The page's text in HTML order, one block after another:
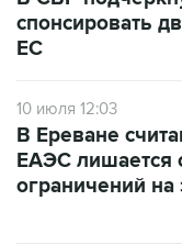
спонсировать
ЕС
10 июля 12:03
В Ереване
ЕАЭС лишается
ограничений на